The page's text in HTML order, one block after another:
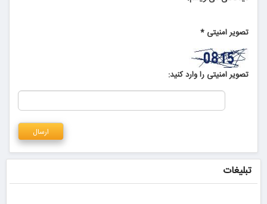
تصویر امنیتی *
تصویر امنیتی را وارد کنید:
تبلیغات